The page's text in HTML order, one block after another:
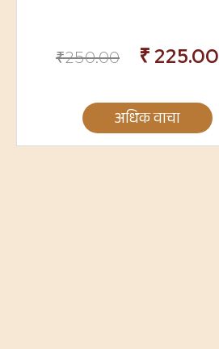
₹250.00 ₹225.00
अधिक वाचा